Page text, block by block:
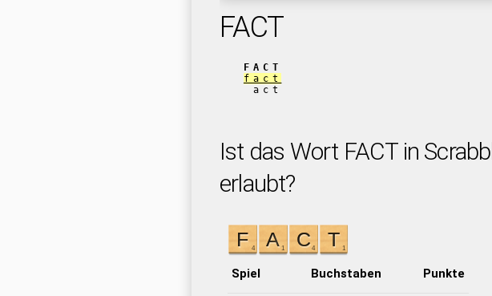
FACT
FACT
fact
act
Ist das Wort FACT in
erlaubt?
Spiel Buchstaben Punkte